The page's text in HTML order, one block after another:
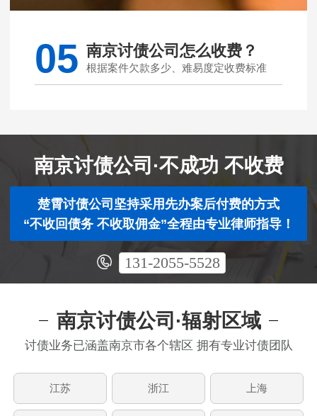
05 南京讨债公司怎么收费？
根据案件欠款多少、难易度定收费标准
南京讨债公司·不成功 不收费
楚霄讨债公司坚持采用先办案后付费的方式
“不收回债务 不收取佣金”全程由专业律师指导！
131-2055-5528
南京讨债公司·辐射区域
讨债业务已涵盖南京市各个辖区 拥有专业讨债团队
江苏 浙江 上海